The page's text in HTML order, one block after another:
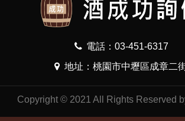
電話：03-451-6317
地址：桃園市中壢區成章二
Copyright © 2021 All Rights Reserved